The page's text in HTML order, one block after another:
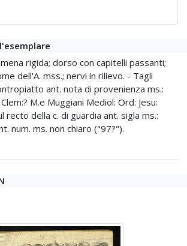
rigida; dorso con capitelli passanti;
dell'A. mss.; nervi in rilievo. - Tagli
ant. nota di provenienza ms.:
M.e Muggiani Mediol: Ord: Jesu:
recto della c. di guardia ant. sigla ms.:
num. ms. non chiaro ("97?").